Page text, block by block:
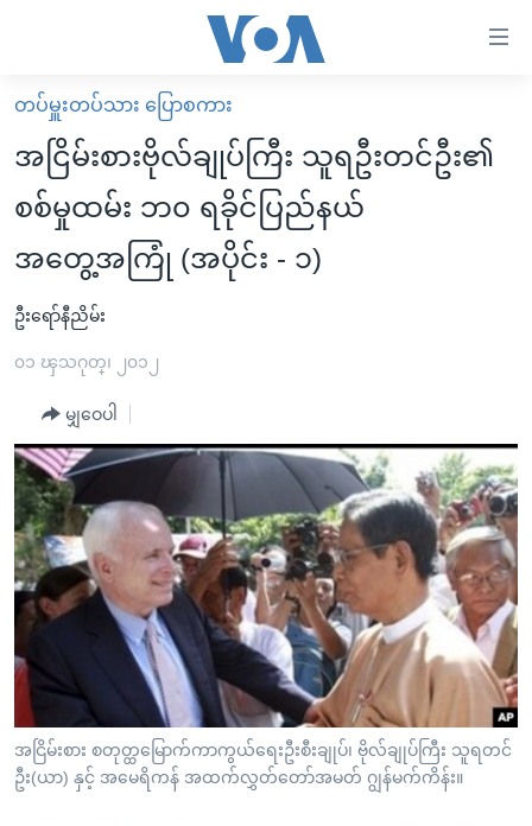
လွယ်ကူ
စေ
သည့်
များ
ပင်မ
ကျော်
ကြည့်
ရန်
ပင်မ
အ
ညွန်း
စာမျက်နှာ
ကျော်
ရန်
ရှာဖွေ
ရန်
မူလစာမျက်နှာ
မြန်မာ
ကမ္ဘာ့သတင်းများ
နိုင်ငံတကာ
အစ္စရေး-ပါလက်စတိုင်း
ဗွီဒီယို
အင်္ဂလိပ်စာလေ့လာမယ်
အမေရိကန်သုံးအီဒီယံ
မကြေးမုံရဲ့ အင်္ဂလိပ်စာ
ရုပ်ရှင်ထဲက အင်္ဂလိပ်စာ
သုတပဒေသာ အင်္ဂလိပ်စာ
အပတ်စဉ်ကဏ္ဍများ
ရေဒီယို
တီဗွီ
ရေဒီယိုနှင့်ရုပ်သံ အချက်အလက်များ
ရေဒီယို/တီဗွီအစီအစဉ်
Learning English
ဗွီအိုအေ လူမှုကွန်ယက်များ
ဘာသာစကားများ
တပ်မှူးတပ်သား ပြောစကား
အငြိမ်းစားဗိုလ်ချုပ်ကြီး သူရဦးတင်ဦး၏
စစ်မှုထမ်း ဘ၀ ရခိုင်ပြည်နယ်
အတွေ့အကြုံ (အပိုင်း - ၁)
ဦးရော်နီညိမ်း
၀၁ ၾသဂုတ္၊ ၂၀၁၂
မျှဝေပါ
အငြိမ်းစား စတုတ္ထမြောက်ကာကွယ်ရေးဦးစီးချုပ်၊ ဗိုလ်ချုပ်ကြီး သူရတင်
ဦး(ယာ) နှင့် အမေရိကန် အထက်လွှတ်တော်အမတ် ဂျွန်မက်ကိန်း။